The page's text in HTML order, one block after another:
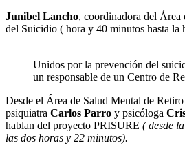
Junibel Lancho, coordinadora del
del Suicidio ( hora y 40 minutos hasta la
Unidos por la prevención del
un responsable de un Centro de
Desde el Área de Salud Mental de
psiquiatra Carlos Parro y psicóloga
hablan del proyecto PRISURE ( desde
las dos horas y 22 minutos).